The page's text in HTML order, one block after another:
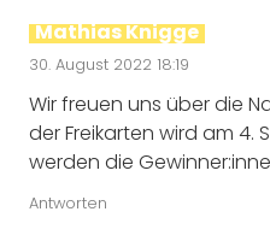
Mathias Knigge
30. August 2022 18:19
Wir freuen uns über die
der Freikarten wird am 4.
werden die
Antworten